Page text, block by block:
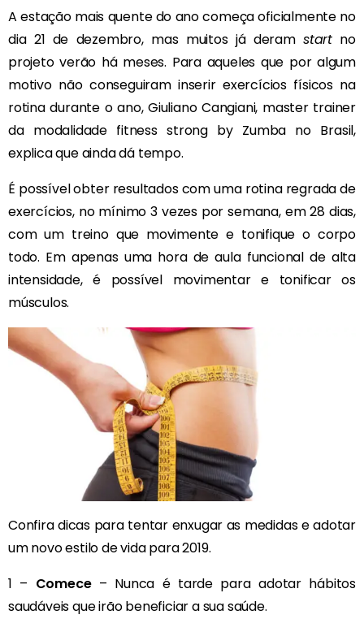
A estação mais quente do ano começa oficialmente no
dia 21 de dezembro, mas muitos já deramstart no
projeto verão há meses. Para aqueles que por algum
motivo não conseguiram inserir exercícios físicos na
rotina durante o ano, Giuliano Cangiani, master trainer
da modalidade fitness strong by Zumba no Brasil,
explica que ainda dá tempo.
É possível obter resultados com uma rotina regrada de
exercícios, no mínimo 3 vezes por semana, em 28 dias,
com um treino que movimente e tonifique o corpo
todo. Em apenas uma hora de aula funcional de alta
intensidade, é possível movimentar e tonificar os
músculos.
Confira dicas para tentar enxugar as medidas e adotar
um novo estilo de vida para 2019.
1 – Comece– Nunca é tarde para adotar hábitos
saudáveis que irão beneficiar a sua saúde.